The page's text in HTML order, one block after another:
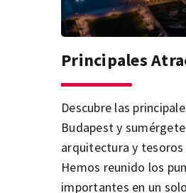
Principales
Descubre las
Budapest y
arquitectura y
Hemos reunido los
importantes en un